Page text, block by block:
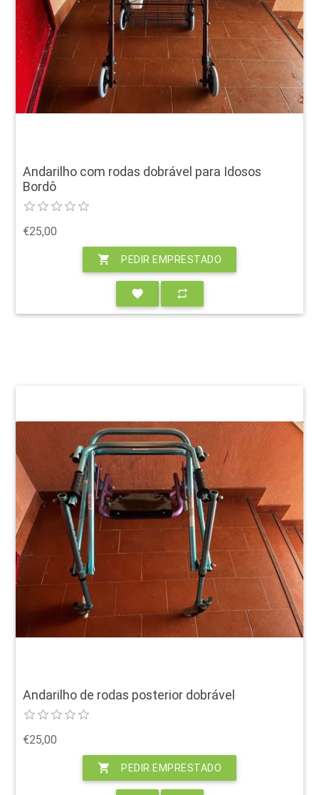
Andarilho com rodas dobrável para Idosos
Bordô
€25,00
shopping_cart PEDIR EMPRESTADO
favorite repeat
Andarilho de rodas posterior dobrável
€25,00
shopping_cart PEDIR EMPRESTADO